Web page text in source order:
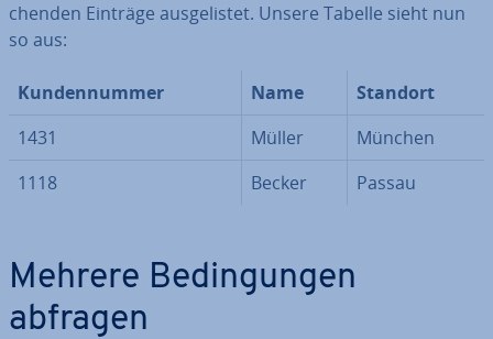
chen­den Einträge aus­ge­lis­tet. Unsere Tabelle sieht nun
so aus:
Kun­den­num­mer Name
Standort
1431
Müller
München
1118
Becker Passau
Mehrere Be­din­gun­gen
abfragen